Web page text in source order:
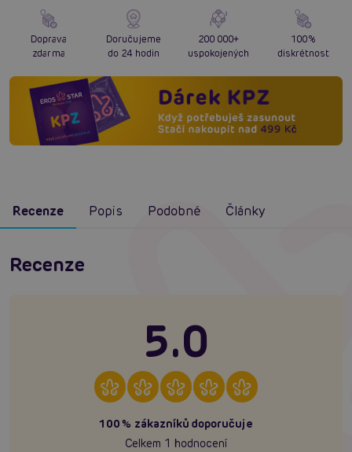
Doprava
zdarma
Doručujeme
do 24 hodin
200 000+
uspokojených
100%
diskrétnost
Recenze Popis Podobné Články
Recenze
5.0
100% zákazníků doporučuje
Celkem 1 hodnocení